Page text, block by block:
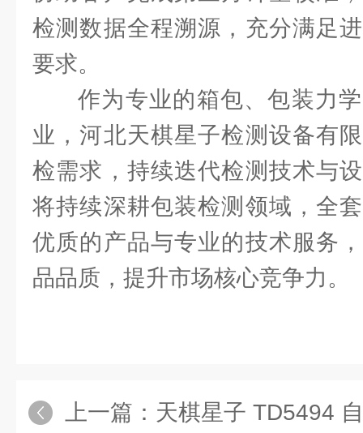
检测数据全程溯源，充分满足
要求。
作为专业的箱包、包装力
业，河北天棋星子检测设备有
检需求，持续迭代检测技术与
将持续深耕包装检测领域，全
优质的产品与专业的技术服务
品品质，提升市场核心竞争力。
上一篇： 天棋星子 TD5494 自动进样橡胶流变